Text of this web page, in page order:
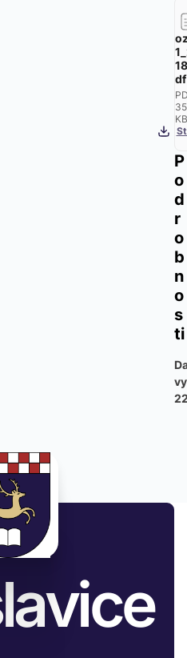
df
KB
P
o
d
r
o
b
n
o
s
ti